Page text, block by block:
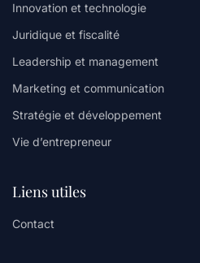
Innovation et technologie
Juridique et fiscalité
Leadership et management
Marketing et communication
Stratégie et développement
Vie d’entrepreneur
Liens utiles
Contact